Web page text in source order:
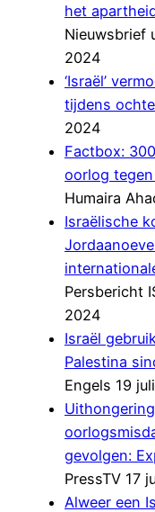
het
Nieuwsbrief
2024
‘Israël’
tijdens
2024
Factbox:
oorlog
Humaira
Israëlische
Persbericht
2024
Israël
Palestina
Engels 19
gevolgen:
PressTV 17
Alweer een